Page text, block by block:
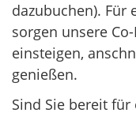
dazubuchen). Für
sorgen unsere
einsteigen,
genießen.
Sind Sie bereit für